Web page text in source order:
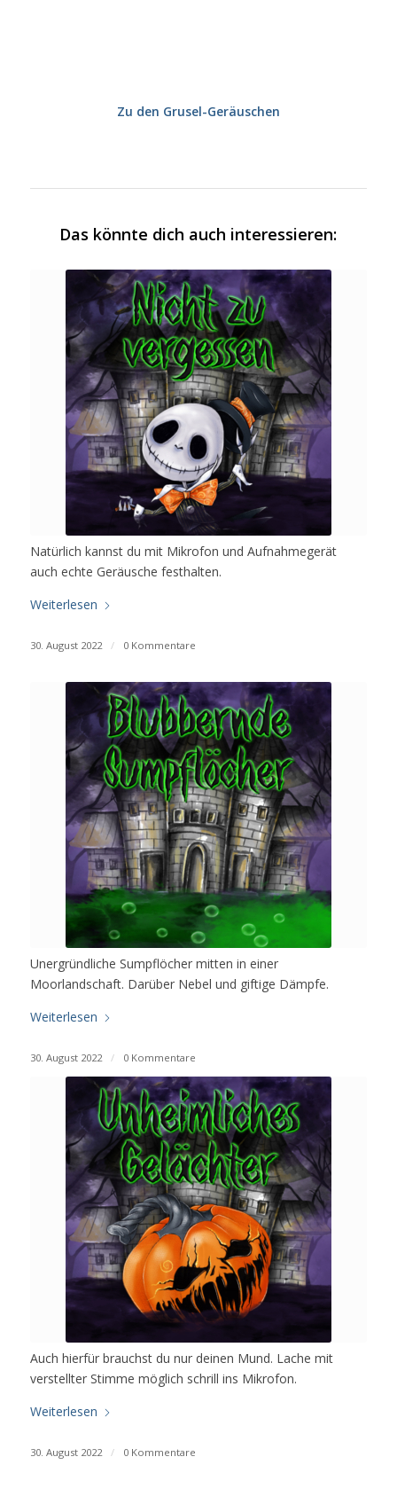
Zu den Grusel-Geräuschen
Das könnte dich auch interessieren:
Natürlich kannst du mit Mikrofon und Aufnahmegerät
auch echte Geräusche festhalten.
Weiterlesen
30. August 2022 / 0 Kommentare
Unergründliche Sumpflöcher mitten in einer
Moorlandschaft. Darüber Nebel und giftige Dämpfe.
Weiterlesen
30. August 2022 / 0 Kommentare
Auch hierfür brauchst du nur deinen Mund. Lache mit
verstellter Stimme möglich schrill ins Mikrofon.
Weiterlesen
30. August 2022 / 0 Kommentare